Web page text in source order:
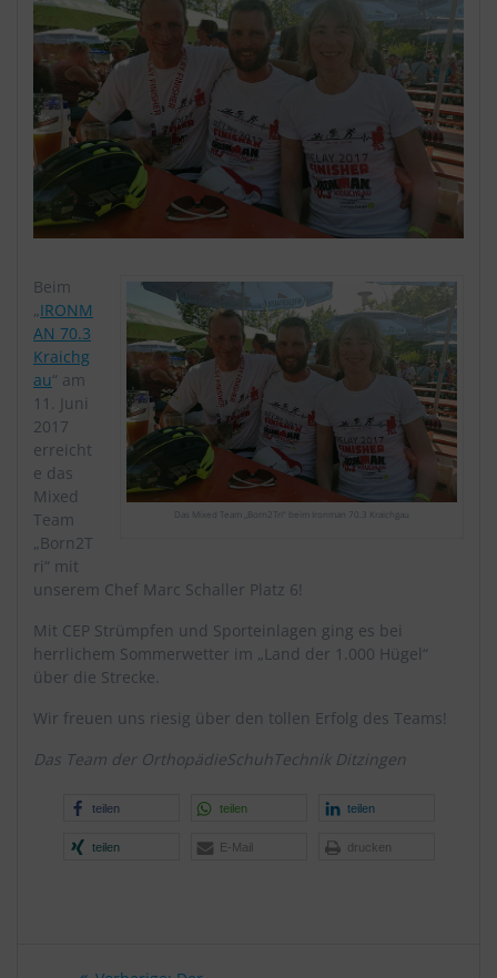
Das Mixed Team „Born2Tri“ beim Ironman 70.3 Kraichgau
Beim
„IRONM
AN 70.3
Kraichg
au“ am
11. Juni
2017
erreicht
e das
Mixed
Team
„Born2T
ri“ mit
unserem Chef Marc Schaller Platz 6!
Mit CEP Strümpfen und Sporteinlagen ging es bei
herrlichem Sommerwetter im „Land der 1.000 Hügel“
über die Strecke.
Wir freuen uns riesig über den tollen Erfolg des Teams!
Das Team der OrthopädieSchuhTechnik Ditzingen
teilen teilen teilen
teilen E-Mail drucken
Beitragsnavigation